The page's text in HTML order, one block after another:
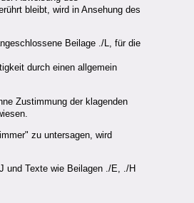
bleibt, wird in Ansehung des
Beilage ./L, für die
durch einen allgemein
Zustimmung der klagenden
zu untersagen, wird
und Texte wie Beilagen ./E, ./H